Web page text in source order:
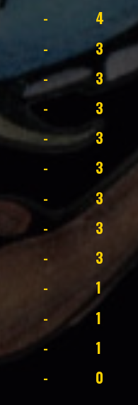
-
4
-
3
-
3
-
3
-
3
-
3
-
3
-
3
-
3
-
1
-
1
-
1
- 0